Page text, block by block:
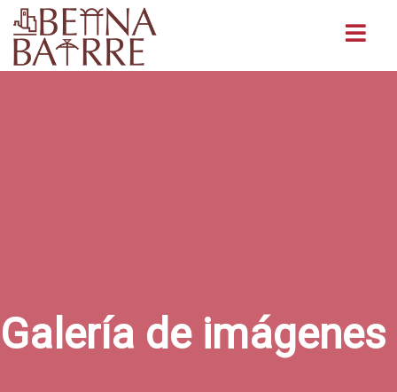
Galería de imágenes